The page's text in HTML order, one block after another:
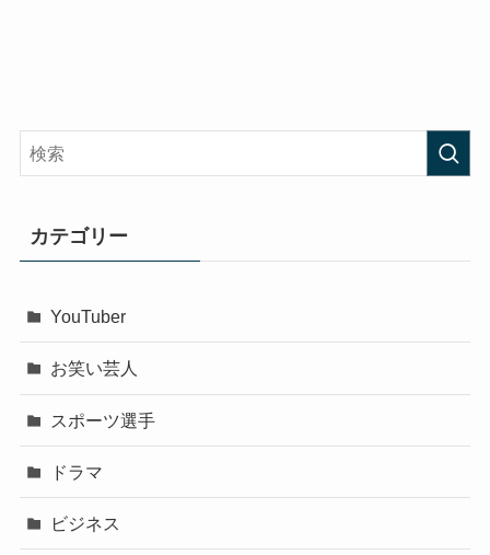
カテゴリー
YouTuber
お笑い芸人
スポーツ選手
ドラマ
ビジネス